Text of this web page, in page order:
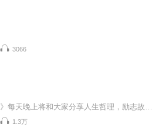
3066
1.3万